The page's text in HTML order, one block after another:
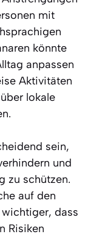
mit
könnte
anpassen
Aktivitäten
lokale
sein,
und
zu schützen.
auf den
dass
Risiken